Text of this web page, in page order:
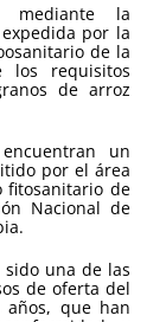
mediante la
por la
de la
los requisitos
de arroz
un
por el área
fitosanitario de
Nacional de
una de las
de oferta del
que han